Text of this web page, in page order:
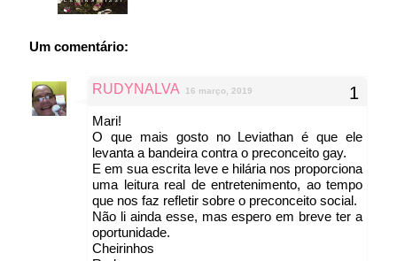
Um comentário:
RUDYNALVA 16 março, 2019
Mari!
O que mais gosto no Leviathan é que ele
levanta a bandeira contra o preconceito gay.
E em sua escrita leve e hilária nos proporciona
uma leitura real de entretenimento, ao tempo
que nos faz refletir sobre o preconceito social.
Não li ainda esse, mas espero em breve ter a
oportunidade.
Cheirinhos